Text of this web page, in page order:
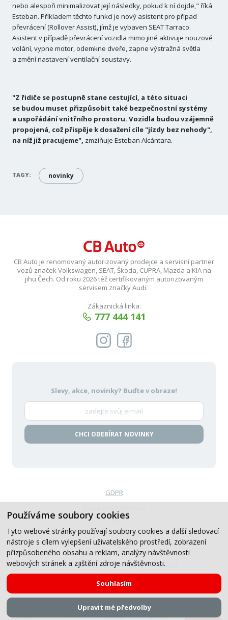
Používáme soubory cookies
Tyto webové stránky používají soubory cookies a další sledovací
nástroje s cílem vylepšení uživatelského prostředí, zobrazení
přizpůsobeného obsahu a reklam, analýzy návštěvnosti
webových stránek a zjištění zdroje návštěvnosti.
Souhlasím
Upravit mé předvolby
Úvod Zpět Kontakt Servis Menu
nebo alespoň minimalizovat její následky, pokud k ní dojde," říká
Esteban. Příkladem těchto funkcí je nový asistent pro případ
převrácení (Rollover Assist), jímž je vybaven SEAT Tarraco.
Asistent v případě převrácení vozidla mimo jiné aktivuje nouzové
volání, vypne motor, odemkne dveře, zapne výstražná světla
a změní nastavení ventilační soustavy.
"Z řidiče se postupně stane cestující, a této situaci
se budou muset přizpůsobit také bezpečnostní systémy
a uspořádání vnitřního prostoru. Vozidla budou vzájemně
propojená, což přispěje k dosažení cíle "jízdy bez nehody",
na níž již pracujeme", zmziňuje Esteban Alcántara.
TAGY: novinky
CB Auto je renomovaný autorizovaný prodejce a servisní partner
vozů značek Volkswagen, SEAT, Škoda, CUPRA, Mazda a KIA na
jihu Čech. Od roku 2026 též certifikovaným autorizovaným
servisem značky Audi.
Zákaznická linka:
777 444 141
Slevy, akce, novinky? Buďte v obraze!
CHCI ODEBÍRAT NOVINKY
© 2019-2026, CB Auto, All Rights Reserved.
GDPR
VOP
Created by